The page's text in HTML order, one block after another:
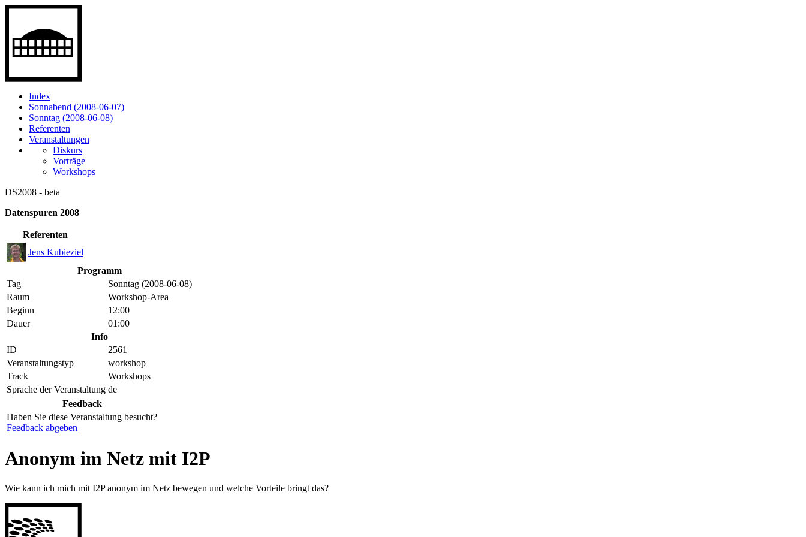
Index
Sonnabend (2008-06-07)
Sonntag (2008-06-08)
Referenten
Veranstaltungen
Diskurs
Vorträge
Workshops
DS2008 - beta
Datenspuren 2008
Referenten
Jens Kubieziel
Programm
Tag
Sonntag (2008-06-08)
Raum
Workshop-Area
Beginn
12:00
Dauer
01:00
Info
ID
2561
Veranstaltungstyp
workshop
Track
Workshops
Sprache der Veranstaltung de
Feedback
Haben Sie diese Veranstaltung besucht?
Feedback abgeben
Anonym im Netz mit I2P
Wie kann ich mich mit I2P anonym im Netz bewegen und welche Vorteile bringt das?